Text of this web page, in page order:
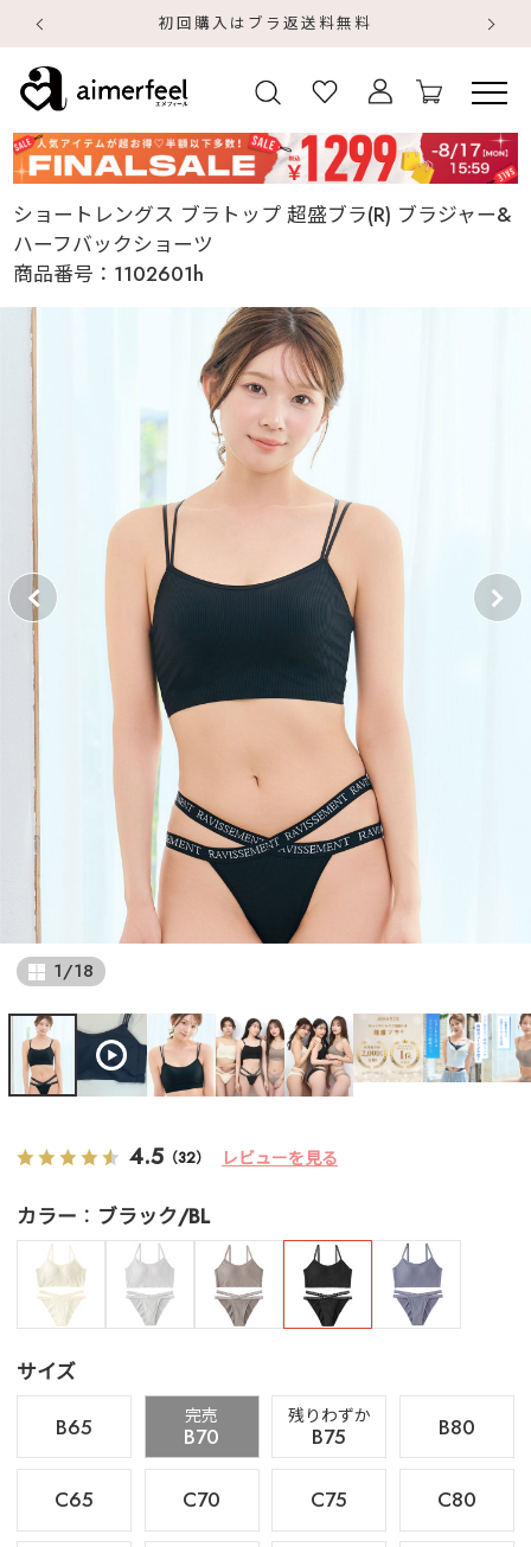
初回購入はブラ返送料無料
ショートレングス ブラトップ 超盛ブラ(R) ブラジャー&
ハーフバックショーツ
商品番号： 1102601h
1/18
4.5 （32） レビューを見る
カラー ブラック/BL
サイズ
B65
完売
B70
残りわずか
B75 B80
C65 C70 C75 C80